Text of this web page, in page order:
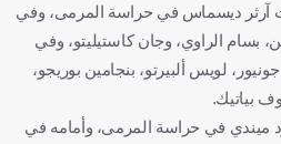
آرثر ديسماس في حراسة المرمى، وفي
بسام الراوي، وجان كاستيليتو، وفي
لويس ألبيرتو، بنجامين بوريجو،
بياتيك.
ميندي في حراسة المرمى، وأمامه في